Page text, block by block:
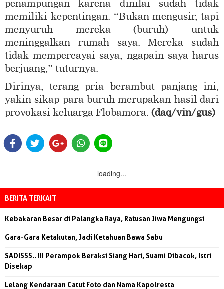
penampungan karena dinilai sudah tidak
memiliki kepentingan. “Bukan mengusir, tapi
menyuruh mereka (buruh) untuk
meninggalkan rumah saya. Mereka sudah
tidak mempercayai saya, ngapain saya harus
berjuang,” tuturnya.
Dirinya, terang pria berambut panjang ini,
yakin sikap para buruh merupakan hasil dari
provokasi keluarga Flobamora. (daq/vin/gus)
loading...
BERITA TERKAIT
Kebakaran Besar di Palangka Raya, Ratusan Jiwa Mengungsi
Gara-Gara Ketakutan, Jadi Ketahuan Bawa Sabu
SADISSS.. !!! Perampok Beraksi Siang Hari, Suami Dibacok, Istri
Disekap
Lelang Kendaraan Catut Foto dan Nama Kapolresta